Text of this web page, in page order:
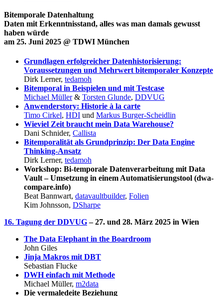
Bitemporale Datenhaltung
Daten mit Erkenntnisstand, alles was man damals gewusst
haben würde
am 25. Juni 2025 @ TDWI München
Grundlagen erfolgreicher Datenhistorisierung:
Voraussetzungen und Mehrwert bitemporaler Konzepte
Dirk Lerner, tedamoh
Bitemporal in Beispielen und mit Testcase
Michael Müller& Torsten Glunde, DDVUG
Anwenderstory: Historie à la carte
Timo Cirkel, HDI und Markus Burger-Scheidlin
Wieviel Zeit braucht mein Data Warehouse?
Dani Schnider, Callista
Bitemporalität als Grundprinzip: Der Data Engine
Thinking-Ansatz
Dirk Lerner, tedamoh
Workshop: Bi-temporale Datenverarbeitung mit Data
Vault – Umsetzung in einem Automatisierungstool (dwa-
compare.info)
Beat Bannwart, datavaultbuilder, Folien
Kim Johnsson, DSharpe
16. Tagung der DDVUG– 27. und 28. März 2025 in Wien
The Data Elephant in the Boardroom
John Giles
Jinja Makros mit DBT
Sebastian Flucke
DWH einfach mit Methode
Michael Müller, m2data
Die vermaledeite Beziehung